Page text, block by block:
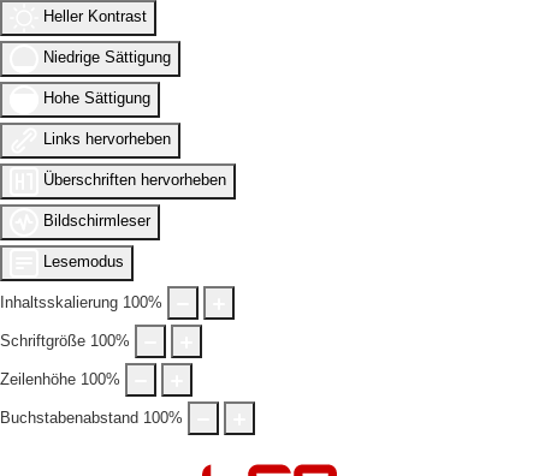
Heller Kontrast
Niedrige Sättigung
Hohe Sättigung
Links hervorheben
Überschriften hervorheben
Bildschirmleser
Lesemodus
Inhaltsskalierung 100%
Schriftgröße 100%
Zeilenhöhe 100%
Buchstabenabstand 100%